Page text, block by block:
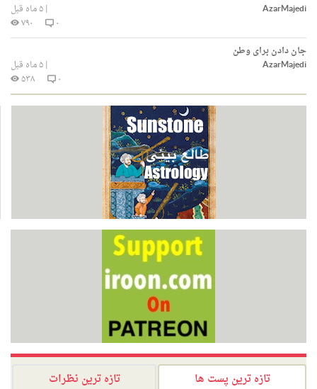
AzarMajedi
|۵ ماه قبل
۰
۷۹۰
جان دادن برای وطن
AzarMajedi
|۵ ماه قبل
۰
۵۳۸
تازه ترین پست ها
تازه ترین نظرات